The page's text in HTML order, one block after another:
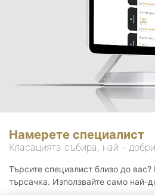
Намерете специалист
Класацията събира, най -
Търсите специалист близо до
търсачка. Използвайте само най-